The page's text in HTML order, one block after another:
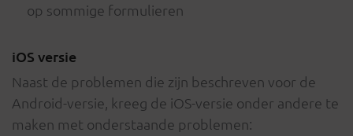
op sommige formulieren
iOS versie
Naast de problemen die zijn beschreven voor de
Android-versie, kreeg de iOS-versie onder andere te
maken met onderstaande problemen: